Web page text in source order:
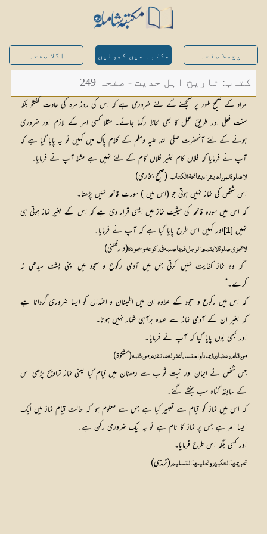
پچھلا صفحہ مکتبہ میں کھولیں اگلا صفحہ
کتاب: تاریخ اہل حدیث - صفحہ 249
مراد کے صحیح طور پر سمجھنے کے لئے ضروری ہے کہ اس کی روز مرہ کی عادت گفتگو بلکہ
سنت فعلی اور طریق عمل کا بھی لحاظ رکھا جائے۔ مثلا کسی امر کے لازم اور ضروری
ہونے کے لئے آنحضرت صلی اللہ علیہ وسلم کے کلام پاک میں کہیں تو یہ پایا گیا ہے کہ
آپ نے فرمایا کہ فلاں کام بغیر فلاں کام کے لئے نہیں ہے مثلا آپ نے فرمایا۔
لا صلوۃ لمن لم یقراء بفاتحۃ الکتاب (صحیح بخاری)
اس شخص کی نماز نہیں ہوتی جو (اس میں ) سورت فاتحہ نہیں پڑھتا۔
کہ اس میں سورہ فاتحہ کی حیثیت نماز میں ایسی قرار دی ہے کہ اس کے بغیر نماز ہوتی ہی
نہیں [1] اور کہیں اس طرح پایا گیا ہے کہ آپ نے فرمایا۔
لا تجزی صلوۃ لا یقیم الرجل فیہا صلبہ فی رکوعہ و سجودہ(دارقطنی)
’’کہ وہ نماز کفایت نہیں کرتی جس میں آدمی رکوع و سجود میں اپنی پشت سیدھی نہ
کرے۔‘‘
کہ اس میں رکوع و سجود کے علاوہ ان میں اطمینان و اعتدال کو ایسا ضروری گردانا ہے
کہ بغیر ان کے آدمی نماز سے عہدہ برآہی شمار نہیں ہوتا۔
اور کبھی یوں پایا گیا کہ آپ نے فرمایا۔
من قام رمضان ایمانا واحتساباغفر لہ ماتقدم من ذنبہ(مشکوٰۃ)
جس شخص نے ایمان اور نیت ثواب سے رمضان میں قیام کیا یعنی نماز تراویح پڑھی اس
کے سابقہ گناہ سب بخشے گئے۔
کہ اس میں نماز کو قیام سے تعبیر کیا ہے جس سے معلوم ہوا کہ حالت قیام نماز میں ایک
ایسا امر ہے جس پر نماز کا نام ہے تو یہ ایک ضروری رکن ہے۔
اور کسی جگہ اس طرح فرمایا۔
تحریمہا التکبیر وتحلیلھا التسلیم(ترمذی)